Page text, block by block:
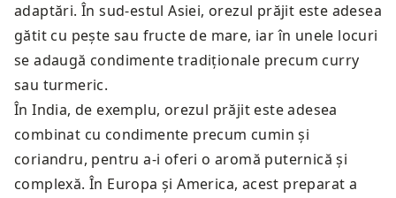
adaptări. În sud-estul Asiei, orezul prăjit este adesea
gătit cu pește sau fructe de mare, iar în unele locuri
se adaugă condimente tradiționale precum curry
sau turmeric.
În India, de exemplu, orezul prăjit este adesea
combinat cu condimente precum cumin și
coriandru, pentru a-i oferi o aromă puternică și
complexă. În Europa și America, acest preparat a